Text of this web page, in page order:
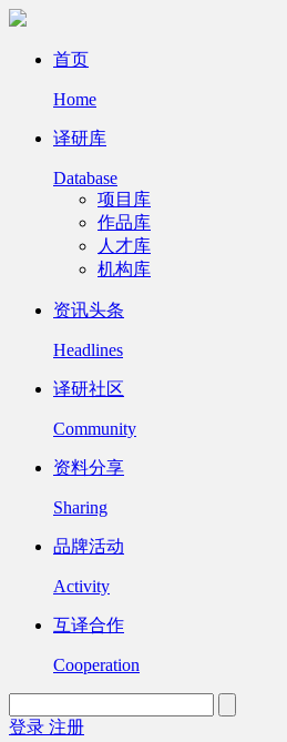
首页
Home
译研库
Database
项目库
作品库
人才库
机构库
资讯头条
Headlines
译研社区
Community
资料分享
Sharing
品牌活动
Activity
互译合作
Cooperation
登录 注册